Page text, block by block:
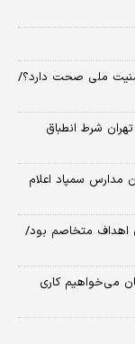
ملی صحت دارد؟/
شرط انطباق
مدارس سمپاد اعلام
اهداف متخاصم بود/
می‌خواهیم کاری